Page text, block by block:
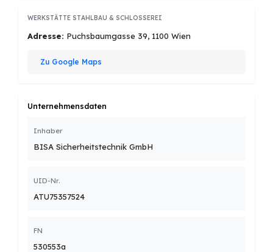
WERKSTÄTTE STAHLBAU & SCHLOSSEREI
Adresse: Puchsbaumgasse 39, 1100 Wien
Zu Google Maps
Unternehmensdaten
Inhaber
BISA Sicherheitstechnik GmbH
UID-Nr.
ATU75357524
FN
530553a